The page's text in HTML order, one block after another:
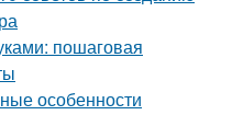
пошаговая
особенности